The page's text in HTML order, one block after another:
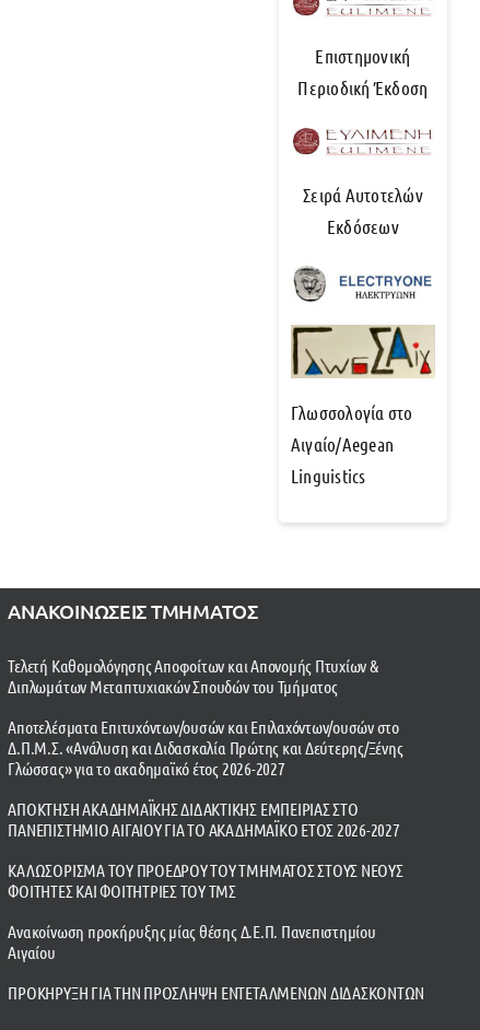
Επιστημονική
Περιοδική Έκδοση
Σειρά Αυτοτελών
Εκδόσεων
Γλωσσολογία στο
Αιγαίο/Aegean
Linguistics
ΑΝΑΚΟΙΝΩΣΕΙΣ ΤΜΗΜΑΤΟΣ
Τελετή Καθομολόγησης Αποφοίτων και Απονομής Πτυχίων &
Διπλωμάτων Μεταπτυχιακών Σπουδών του Τμήματος
Αποτελέσματα Επιτυχόντων/ουσών και Επιλαχόντων/ουσών στο
Δ.Π.Μ.Σ. «Ανάλυση και Διδασκαλία Πρώτης και Δεύτερης/Ξένης
Γλώσσας» για το ακαδημαϊκό έτος 2026-2027
ΑΠΟΚΤΗΣΗ ΑΚΑΔΗΜΑΪΚΗΣ ΔΙΔΑΚΤΙΚΗΣ ΕΜΠΕΙΡΙΑΣ ΣΤΟ
ΠΑΝΕΠΙΣΤΗΜΙΟ ΑΙΓΑΙΟΥ ΓΙΑ ΤΟ ΑΚΑΔΗΜΑΪΚΟ ΕΤΟΣ 2026-2027
ΚΑΛΩΣΟΡΙΣΜΑ ΤΟΥ ΠΡΟΕΔΡΟΥ ΤΟΥ ΤΜΗΜΑΤΟΣ ΣΤΟΥΣ ΝΕΟΥΣ
ΦΟΙΤΗΤΕΣ ΚΑΙ ΦΟΙΤΗΤΡΙΕΣ ΤΟΥ ΤΜΣ
Ανακοίνωση προκήρυξης μίας θέσης Δ.Ε.Π. Πανεπιστημίου
Αιγαίου
ΠΡΟΚΗΡΥΞΗ ΓΙΑ ΤΗΝ ΠΡΟΣΛΗΨΗ ΕΝΤΕΤΑΛΜΕΝΩΝ ΔΙΔΑΣΚΟΝΤΩΝ